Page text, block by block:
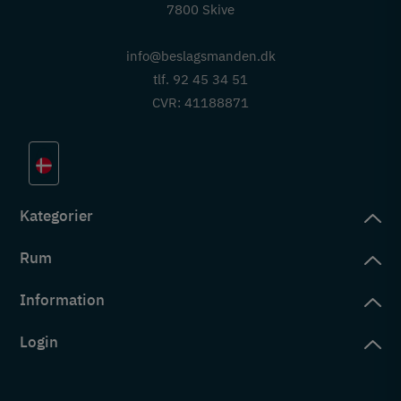
7800 Skive
info@beslagsmanden.dk
tlf. 92 45 34 51
CVR: 41188871
Kategorier
Rum
Information
Login